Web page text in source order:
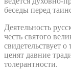
беседы перед
Деятельность
честь святого
свидетельствует
ценят давние
толерантности.